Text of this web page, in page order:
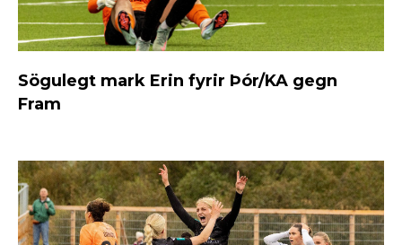
Sögulegt mark Erin fyrir Þór/KA gegn
Fram